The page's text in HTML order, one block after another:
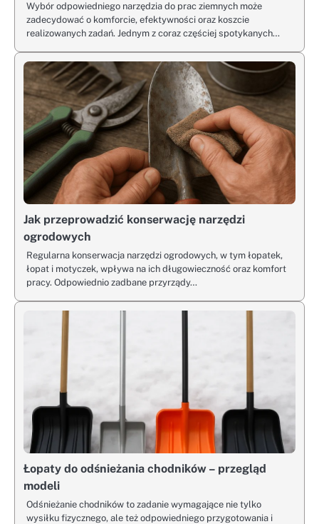
Wybór odpowiedniego narzędzia do prac ziemnych może
zadecydować o komforcie, efektywności oraz koszcie
realizowanych zadań. Jednym z coraz częściej spotykanych…
Jak przeprowadzić konserwację narzędzi
ogrodowych
Regularna konserwacja narzędzi ogrodowych, w tym łopatek,
łopat i motyczek, wpływa na ich długowieczność oraz komfort
pracy. Odpowiednio zadbane przyrządy…
Łopaty do odśnieżania chodników – przegląd
modeli
Odśnieżanie chodników to zadanie wymagające nie tylko
wysiłku fizycznego, ale też odpowiedniego przygotowania i